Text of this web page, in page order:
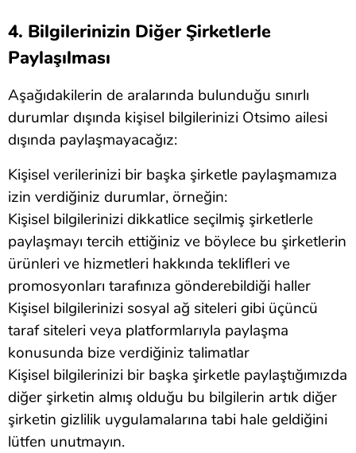
4. Bilgilerinizin Diğer Şirketlerle
Paylaşılması
Aşağıdakilerin de aralarında bulunduğu sınırlı
durumlar dışında kişisel bilgilerinizi Otsimo ailesi
dışında paylaşmayacağız:
Kişisel verilerinizi bir başka şirketle paylaşmamıza
izin verdiğiniz durumlar, örneğin:
Kişisel bilgilerinizi dikkatlice seçilmiş şirketlerle
paylaşmayı tercih ettiğiniz ve böylece bu şirketlerin
ürünleri ve hizmetleri hakkında teklifleri ve
promosyonları tarafınıza gönderebildiği haller
Kişisel bilgilerinizi sosyal ağ siteleri gibi üçüncü
taraf siteleri veya platformlarıyla paylaşma
konusunda bize verdiğiniz talimatlar
Kişisel bilgilerinizi bir başka şirketle paylaştığımızda
diğer şirketin almış olduğu bu bilgilerin artık diğer
şirketin gizlilik uygulamalarına tabi hale geldiğini
lütfen unutmayın.